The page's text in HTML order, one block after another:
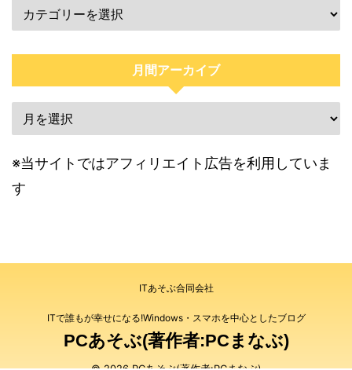
月間アーカイブ
※当サイトではアフィリエイト広告を利用していま
す
ITあそぶ合同会社
ITで誰もが幸せになる!Windows・スマホを中心としたブログ
PCあそぶ(著作者:PCまなぶ)